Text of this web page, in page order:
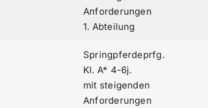
Anforderungen
1. Abteilung
Springpferdeprfg.
Kl. A* 4-6j.
mit steigenden
Anforderungen